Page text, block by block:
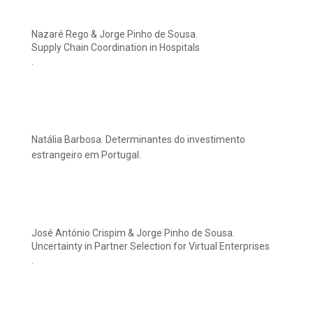
Nazaré Rego & Jorge Pinho de Sousa.
Supply Chain Coordination in Hospitals
.
Natália Barbosa. Determinantes do investimento
estrangeiro em Portugal.
José António Crispim & Jorge Pinho de Sousa.
Uncertainty in Partner Selection for Virtual Enterprises
.